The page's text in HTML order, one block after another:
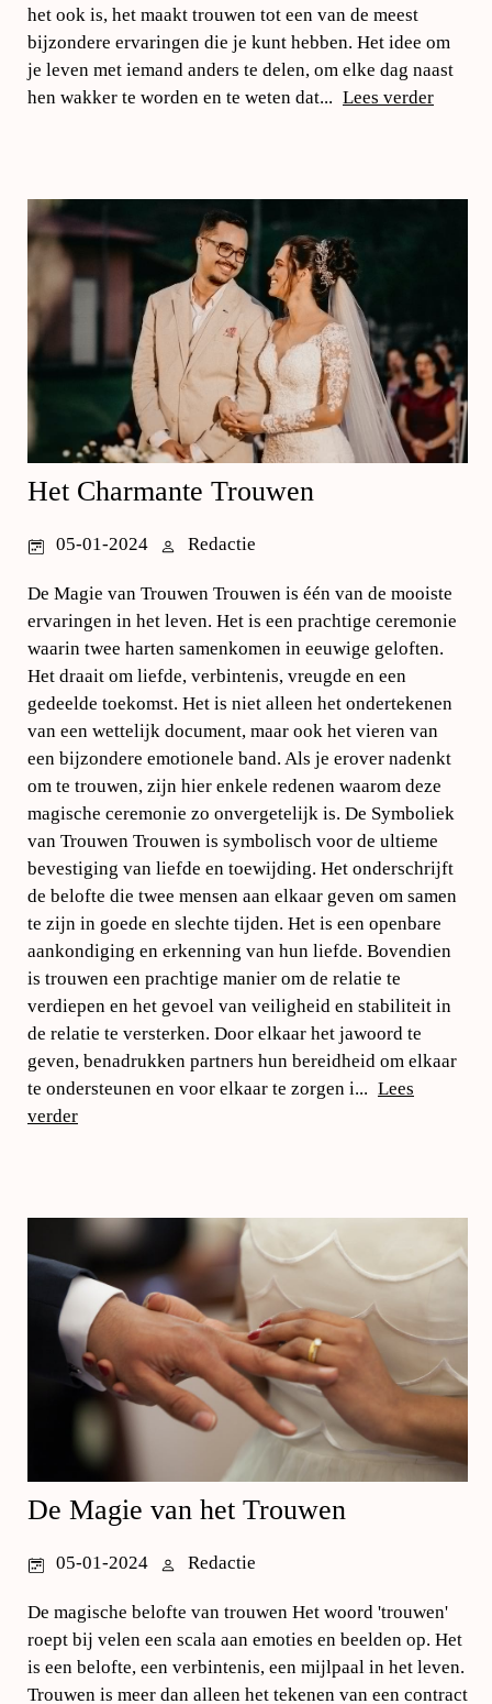
het ook is, het maakt trouwen tot een van de meest
bijzondere ervaringen die je kunt hebben. Het idee om
je leven met iemand anders te delen, om elke dag naast
hen wakker te worden en te weten dat... Lees verder
Het Charmante Trouwen
05-01-2024 Redactie
De Magie van Trouwen Trouwen is één van de mooiste
ervaringen in het leven. Het is een prachtige ceremonie
waarin twee harten samenkomen in eeuwige geloften.
Het draait om liefde, verbintenis, vreugde en een
gedeelde toekomst. Het is niet alleen het ondertekenen
van een wettelijk document, maar ook het vieren van
een bijzondere emotionele band. Als je erover nadenkt
om te trouwen, zijn hier enkele redenen waarom deze
magische ceremonie zo onvergetelijk is. De Symboliek
van Trouwen Trouwen is symbolisch voor de ultieme
bevestiging van liefde en toewijding. Het onderschrijft
de belofte die twee mensen aan elkaar geven om samen
te zijn in goede en slechte tijden. Het is een openbare
aankondiging en erkenning van hun liefde. Bovendien
is trouwen een prachtige manier om de relatie te
verdiepen en het gevoel van veiligheid en stabiliteit in
de relatie te versterken. Door elkaar het jawoord te
geven, benadrukken partners hun bereidheid om elkaar
te ondersteunen en voor elkaar te zorgen i... Lees
verder
De Magie van het Trouwen
05-01-2024 Redactie
De magische belofte van trouwen Het woord 'trouwen'
roept bij velen een scala aan emoties en beelden op. Het
is een belofte, een verbintenis, een mijlpaal in het leven.
Trouwen is meer dan alleen het tekenen van een contract